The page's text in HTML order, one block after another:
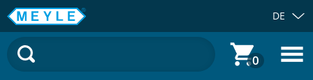
DE
0